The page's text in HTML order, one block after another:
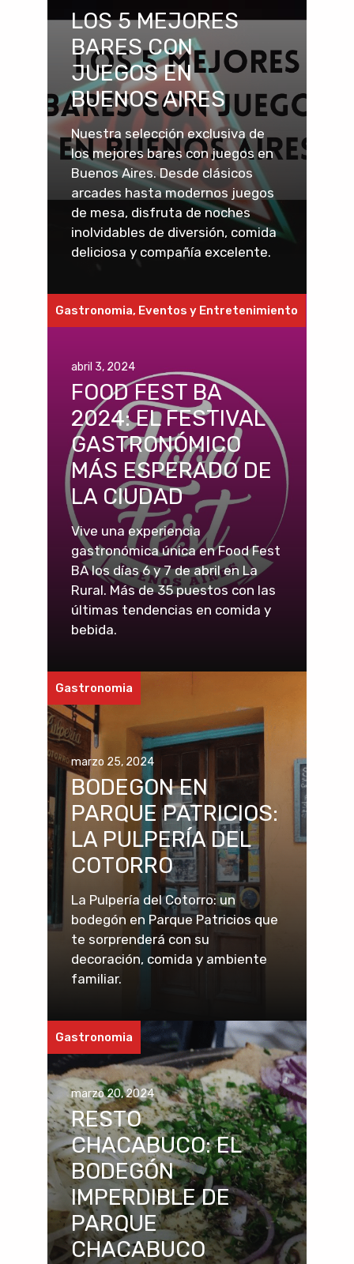
LOS 5 MEJORES
BARES CON
JUEGOS EN
BUENOS AIRES
Nuestra selección exclusiva de
los mejores bares con juegos en
Buenos Aires. Desde clásicos
arcades hasta modernos juegos
de mesa, disfruta de noches
inolvidables de diversión, comida
deliciosa y compañía excelente.
Gastronomia, Eventos y Entretenimiento
abril 3, 2024
FOOD FEST BA
2024: EL FESTIVAL
GASTRONÓMICO
MÁS ESPERADO DE
LA CIUDAD
Vive una experiencia
gastronómica única en Food Fest
BA los días 6 y 7 de abril en La
Rural. Más de 35 puestos con las
últimas tendencias en comida y
bebida.
Gastronomia
marzo 25, 2024
BODEGON EN
PARQUE PATRICIOS:
LA PULPERÍA DEL
COTORRO
La Pulpería del Cotorro: un
bodegón en Parque Patricios que
te sorprenderá con su
decoración, comida y ambiente
familiar.
Gastronomia
marzo 20, 2024
RESTO
CHACABUCO: EL
BODEGÓN
IMPERDIBLE DE
PARQUE
CHACABUCO